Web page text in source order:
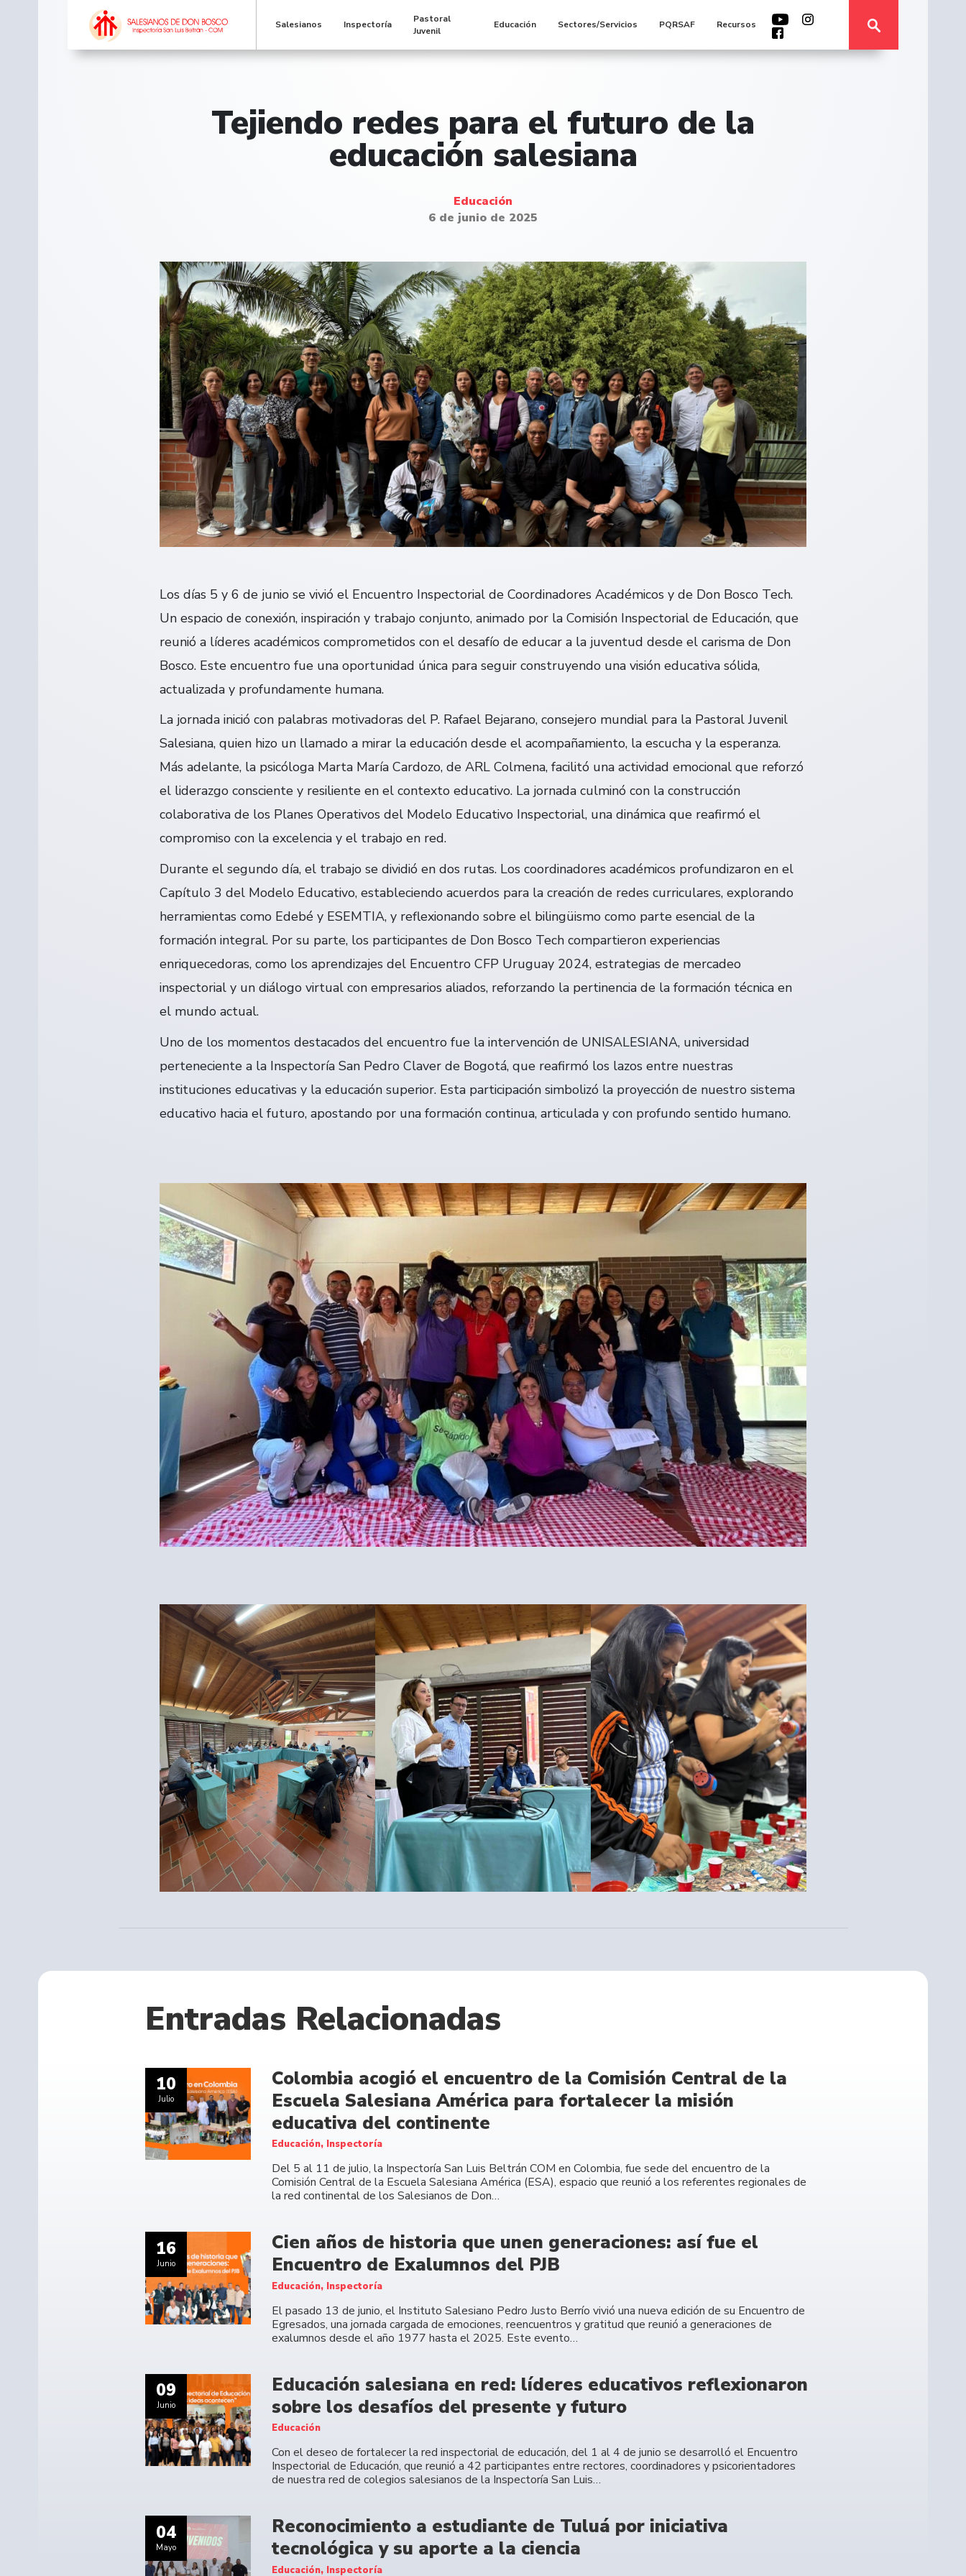
Salesianos Inspectoría
Pastoral
Juvenil
Educación Sectores/Servicios PQRSAF Recursos
Tejiendo redes para el futuro de la
educación salesiana
Educación
6 de junio de 2025
Los días 5 y 6 de junio se vivió el Encuentro Inspectorial de Coordinadores Académicos y de Don Bosco Tech.
Un espacio de conexión, inspiración y trabajo conjunto, animado por la Comisión Inspectorial de Educación, que
reunió a líderes académicos comprometidos con el desafío de educar a la juventud desde el carisma de Don
Bosco. Este encuentro fue una oportunidad única para seguir construyendo una visión educativa sólida,
actualizada y profundamente humana.
La jornada inició con palabras motivadoras del P. Rafael Bejarano, consejero mundial para la Pastoral Juvenil
Salesiana, quien hizo un llamado a mirar la educación desde el acompañamiento, la escucha y la esperanza.
Más adelante, la psicóloga Marta María Cardozo, de ARL Colmena, facilitó una actividad emocional que reforzó
el liderazgo consciente y resiliente en el contexto educativo. La jornada culminó con la construcción
colaborativa de los Planes Operativos del Modelo Educativo Inspectorial, una dinámica que reafirmó el
compromiso con la excelencia y el trabajo en red.
Durante el segundo día, el trabajo se dividió en dos rutas. Los coordinadores académicos profundizaron en el
Capítulo 3 del Modelo Educativo, estableciendo acuerdos para la creación de redes curriculares, explorando
herramientas como Edebé y ESEMTIA, y reflexionando sobre el bilingüismo como parte esencial de la
formación integral. Por su parte, los participantes de Don Bosco Tech compartieron experiencias
enriquecedoras, como los aprendizajes del Encuentro CFP Uruguay 2024, estrategias de mercadeo
inspectorial y un diálogo virtual con empresarios aliados, reforzando la pertinencia de la formación técnica en
el mundo actual.
Uno de los momentos destacados del encuentro fue la intervención de UNISALESIANA, universidad
perteneciente a la Inspectoría San Pedro Claver de Bogotá, que reafirmó los lazos entre nuestras
instituciones educativas y la educación superior. Esta participación simbolizó la proyección de nuestro sistema
educativo hacia el futuro, apostando por una formación continua, articulada y con profundo sentido humano.
Entradas Relacionadas
10
Julio
Colombia acogió el encuentro de la Comisión Central de la
Escuela Salesiana América para fortalecer la misión
educativa del continente
Educación, Inspectoría
Del 5 al 11 de julio, la Inspectoría San Luis Beltrán COM en Colombia, fue sede del encuentro de la
Comisión Central de la Escuela Salesiana América (ESA), espacio que reunió a los referentes regionales de
la red continental de los Salesianos de Don…
16
Junio
Cien años de historia que unen generaciones: así fue el
Encuentro de Exalumnos del PJB
Educación, Inspectoría
El pasado 13 de junio, el Instituto Salesiano Pedro Justo Berrío vivió una nueva edición de su Encuentro de
Egresados, una jornada cargada de emociones, reencuentros y gratitud que reunió a generaciones de
exalumnos desde el año 1977 hasta el 2025. Este evento…
09
Junio
Educación salesiana en red: líderes educativos reflexionaron
sobre los desafíos del presente y futuro
Educación
Con el deseo de fortalecer la red inspectorial de educación, del 1 al 4 de junio se desarrolló el Encuentro
Inspectorial de Educación, que reunió a 42 participantes entre rectores, coordinadores y psicorientadores
de nuestra red de colegios salesianos de la Inspectoría San Luis…
04
Mayo
Reconocimiento a estudiante de Tuluá por iniciativa
tecnológica y su aporte a la ciencia
Educación, Inspectoría